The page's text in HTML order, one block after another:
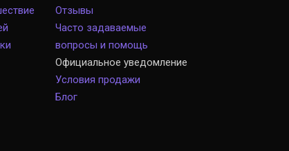
Отзывы
Часто задаваемые
вопросы и помощь
Официальное уведомление
Условия продажи
Блог